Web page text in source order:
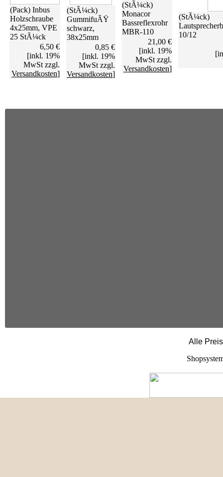
(Pack) Inbus
Holzschraube
4x25mm, VPE
25 StÃ¼ck
6,50 €
[inkl. 19%
MwSt zzgl.
Versandkosten]
(StÃ¼ck)
GummifuÃŸ
schwarz,
38x25mm
0,85 €
[inkl. 19%
MwSt zzgl.
Versandkosten]
(StÃ¼ck)
Monacor
Bassreflexrohr
MBR-110
21,00 €
[inkl. 19%
MwSt zzgl.
Versandkosten]
(StÃ¼ck)
10/12
Alle